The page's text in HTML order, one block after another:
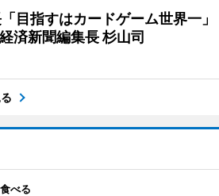
目指すはカードゲーム世界一」
新聞編集長 杉山司
食べる